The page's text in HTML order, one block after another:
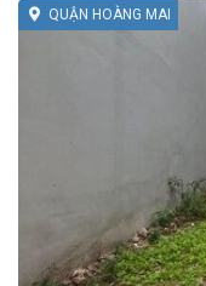
QUẬN HOÀNG MAI